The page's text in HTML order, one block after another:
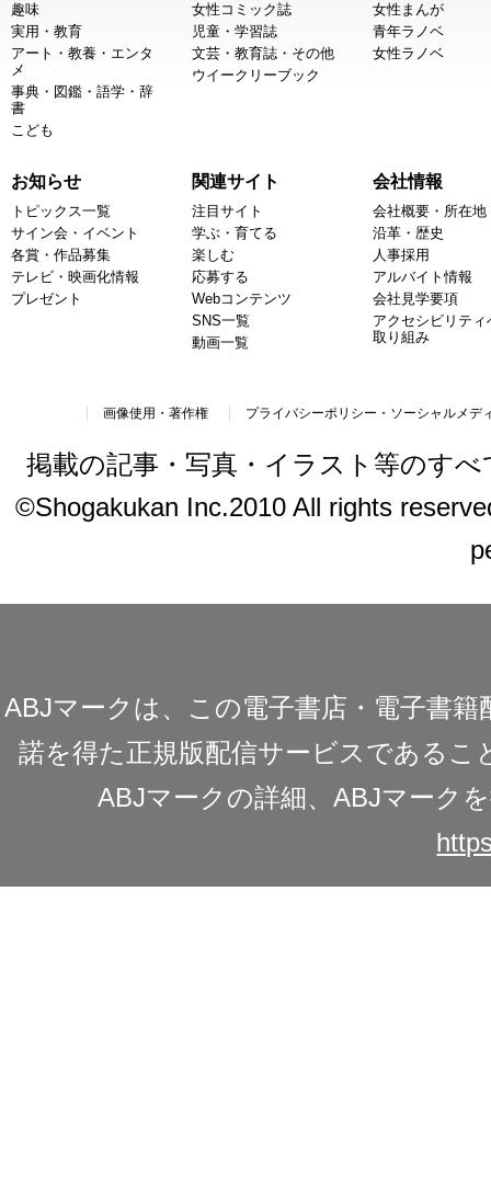
趣味
実用・教育
アート・教養・エンタ
メ
事典・図鑑・語学・辞
書
こども
女性コミック誌
児童・学習誌
文芸・教育誌・その他
ウイークリーブック
女性まんが
青年ラノベ
女性ラノベ
お知らせ
トピックス一覧
サイン会・イベント
各賞・作品募集
テレビ・映画化情報
プレゼント
関連サイト
注目サイト
学ぶ・育てる
楽しむ
応募する
Webコンテンツ
SNS一覧
動画一覧
会社情報
会社概要・所在地
沿革・歴史
人事採用
アルバイト情報
会社見学要項
アクセシビリティ
取り組み
画像使用・著作権 プライバシーポリシー・ソーシャルメデ
掲載の記事・写真・イラスト等のす
©Shogakukan Inc.2010 All rights
ABJマークは、この電子書店・電子書
諾を得た正規版配信サービスであるこ
ABJマークの詳細、ABJマーク